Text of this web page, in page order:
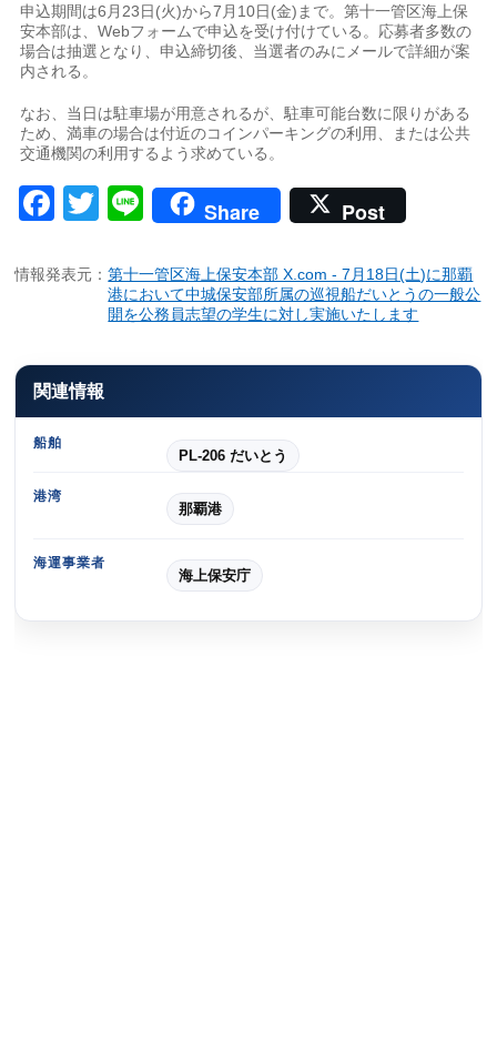
申込期間は6月23日(火)から7月10日(金)まで。第十一管区海上保
安本部は、Webフォームで申込を受け付けている。応募者多数の
場合は抽選となり、申込締切後、当選者のみにメールで詳細が案
内される。
なお、当日は駐車場が用意されるが、駐車可能台数に限りがある
ため、満車の場合は付近のコインパーキングの利用、または公共
交通機関の利用するよう求めている。
Facebook
Twitter
LineShare Post
情報発表元：第十一管区海上保安本部 X.com - 7月18日(土)に那覇
港において中城保安部所属の巡視船だいとうの一般公
開を公務員志望の学生に対し実施いたします
関連情報
船舶
PL-206 だいとう
港湾
那覇港
海運事業者
海上保安庁